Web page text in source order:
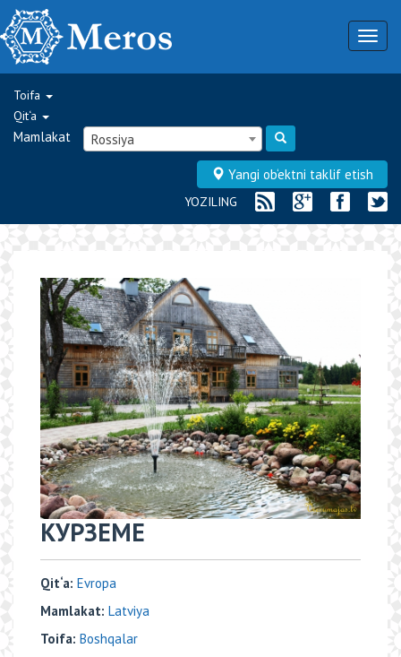
Toifa
Qit‘a
Mamlakat Rossiya
Yangi ob‘ektni taklif etish
YOZILING
КУРЗЕМЕ
Qit‘a: Evropa
Mamlakat: Latviya
Toifa: Boshqalar